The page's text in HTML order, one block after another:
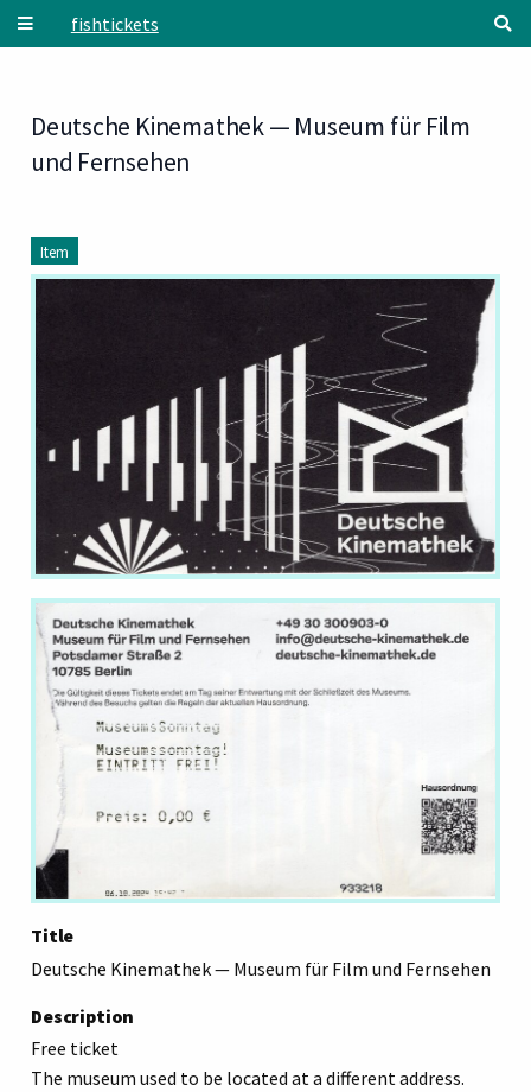
Skip to main content
fishtickets
Deutsche Kinemathek — Museum für Film
und Fernsehen
Item
Title
Deutsche Kinemathek — Museum für Film und Fernsehen
Description
Free ticket
The museum used to be located at a different address.